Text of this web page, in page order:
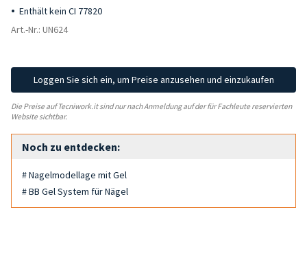
Enthält kein CI 77820
Art.-Nr.: UN624
Loggen Sie sich ein, um Preise anzusehen und einzukaufen
Die Preise auf Tecniwork.it sind nur nach Anmeldung auf der für Fachleute reservierten
Website sichtbar.
Noch zu entdecken:
# Nagelmodellage mit Gel
# BB Gel System für Nägel